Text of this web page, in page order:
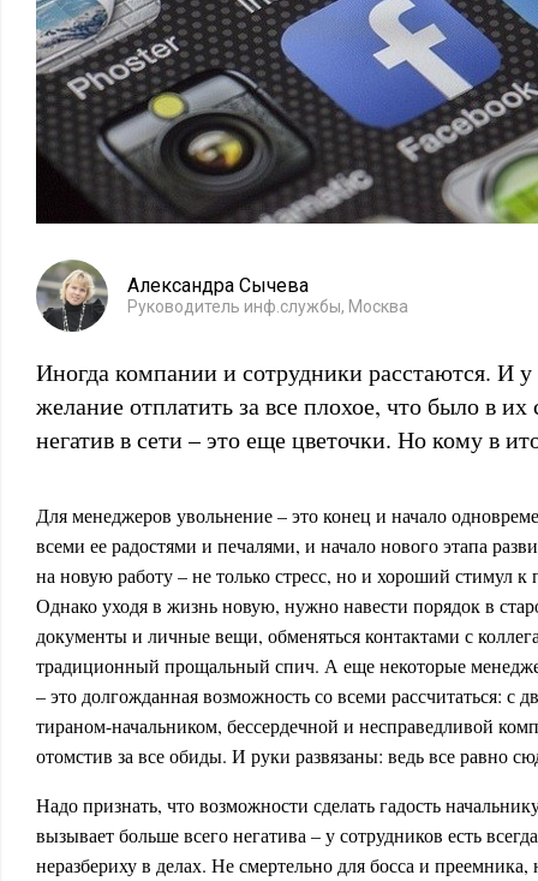
Александра Сычева
Руководитель инф.службы, Москва
Иногда компании и сотрудники расстаются. И у
желание отплатить за все плохое, что было в
негатив в сети – это еще цветочки. Но кому в
Для менеджеров увольнение – это конец и начало
всеми ее радостями и печалями, и начало нового этапа
на новую работу – не только стресс, но и хороший стимул
Однако уходя в жизнь новую, нужно навести порядок в
документы и личные вещи, обменяться контактами с
традиционный прощальный спич. А еще некоторые
– это долгожданная возможность со всеми рассчитаться: с
тираном-начальником, бессердечной и несправедливой
отомстив за все обиды. И руки развязаны: ведь все равно
Надо признать, что возможности сделать гадость
вызывает больше всего негатива – у сотрудников есть
неразбериху в делах. Не смертельно для босса и